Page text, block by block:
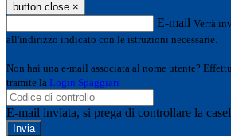
button close ×
E-mail Verrà
all'indirizzo indicato con le istruzioni necessarie.
Non hai una e-mail associata al nome utente?
tramite la Login Spaggiari
E-mail inviata, si prega di controllare la